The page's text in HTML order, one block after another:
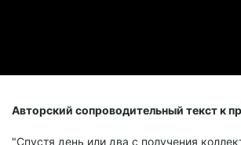
Авторский сопроводительный текст к
"Спустя день или два с получения